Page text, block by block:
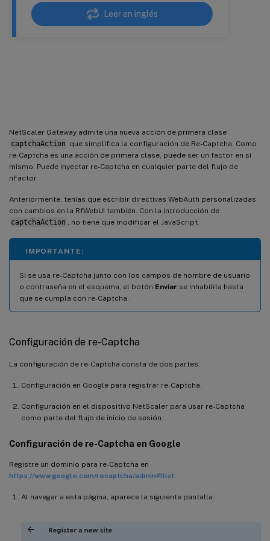
Leer en inglés
NetScaler Gateway admite una nueva acción de primera clase
captchaAction que simplifica la configuración de Re-Captcha. Como
re-Captcha es una acción de primera clase, puede ser un factor en sí
mismo. Puede inyectar re-Captcha en cualquier parte del flujo de
nFactor.
Anteriormente, tenías que escribir directivas WebAuth personalizadas
con cambios en la RfWebUI también. Con la introducción de
captchaAction
, no tiene que modificar el JavaScript.
IMPORTANTE:
Si se usa re-Captcha junto con los campos de nombre de usuario
o contraseña en el esquema, el botón Enviar se inhabilita hasta
que se cumpla con re-Captcha.
Configuración de re-Captcha
La configuración de re-Captcha consta de dos partes.
Configuración en Google para registrar re-Captcha.
Configuración en el dispositivo NetScaler para usar re-Captcha
como parte del flujo de inicio de sesión.
Configuración de re-Captcha en Google
Registre un dominio para re-Captcha en
https://www.google.com/recaptcha/admin#llist
Al navegar a esta página, aparece la siguiente pantalla.